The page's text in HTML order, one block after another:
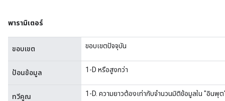
พารามิเตอร์
ขอบเขต ขอบเขตปัจจุบัน
ป้อนข้อมูล 1-D หรือสูงกว่า
ทวีคูณ 1-D. ความยาวต้องเท่ากับจำนวนมิติข้อมูลใน "อินพุ